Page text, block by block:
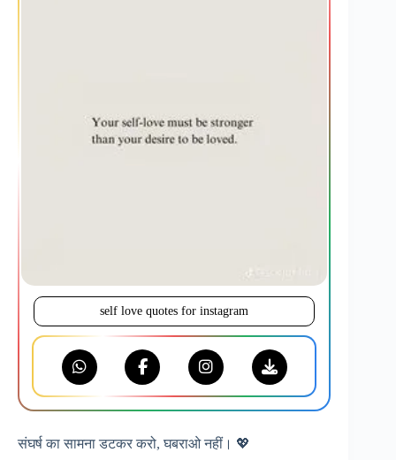
self love quotes for instagram
संघर्ष का सामना डटकर करो, घबराओ नहीं। 💖